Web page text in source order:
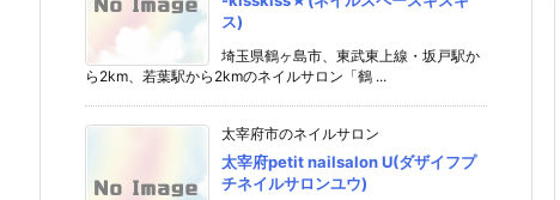
ス)
埼玉県鶴ヶ島市、東武東上線・坂戸駅か
ら2km、若葉駅から2kmのネイルサロン「鶴 ...
太宰府市のネイルサロン
太宰府petit nailsalon U(ダザイフプ
チネイルサロンユウ)